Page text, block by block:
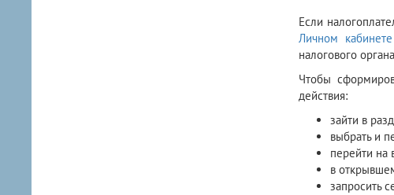
Если
Личном
налогового
Чтобы
действия:
зайти в
выбрать и
перейти на
в
запросить